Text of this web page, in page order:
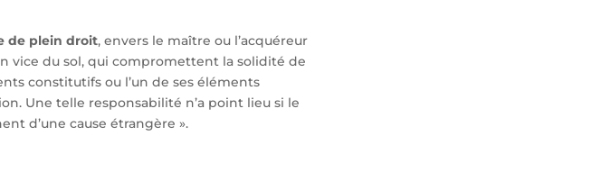
de plein droit, envers le maître ou l’acquéreur
vice du sol, qui compromettent la solidité de
constitutifs ou l’un de ses éléments
Une telle responsabilité n’a point lieu si le
d’une cause étrangère ».